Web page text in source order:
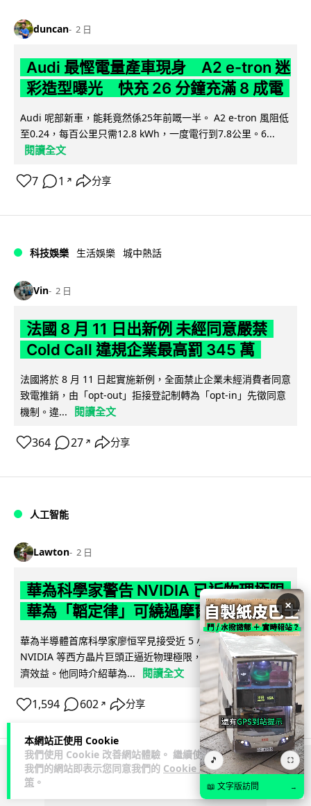
本網站正使用 Cookie
我們使用 Cookie 改善網站體驗。 繼續使用
我們的網站即表示您同意我們的 Cookie 政
策 。
duncan 2 日
Audi 最慳電量產車現身 A2 e-tron 迷
彩造型曝光 快充 26 分鐘充滿 8 成電
Audi 呢部新車，能耗竟然係25年前嘅一半。 A2 e-tron 風阻低
至0.24，每百公里只需12.8 kWh，一度電行到7.8公里。6...
閱讀全文
7 1 ↗ 分享
科技娛樂 生活娛樂 城中熱話
Vin 2 日
法國 8 月 11 日出新例 未經同意嚴禁
Cold Call 違規企業最高罰 345 萬
法國將於 8 月 11 日起實施新例，全面禁止企業未經消費者同意
致電推銷，由「opt-out」拒接登記制轉為「opt-in」先徵同意
機制。違...
閱讀全文
364 27 ↗ 分享
人工智能
Lawton 2 日
華為科學家警告 NVIDIA 已近物理極限
華為「韜定律」可繞過摩爾定律瓶頸
華為半導體首席科學家廖恒罕見接受近 5 小時專訪，警告
NVIDIA 等西方晶片巨頭正逼近物理極限，傳統製程升級已失經
濟效益。他同時介紹華為...
閱讀全文
1,594 602 ↗ 分享
ADVERTISEMENT
×
🎵 ⛶
📖 文字版訪問 →